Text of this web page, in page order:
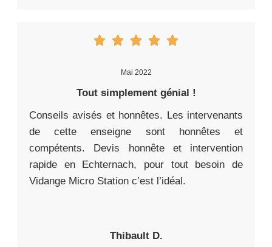
Mai 2022
Tout simplement génial !
Conseils avisés et honnêtes. Les intervenants
de cette enseigne sont honnêtes et
compétents. Devis honnête et intervention
rapide en Echternach, pour tout besoin de
Vidange Micro Station c’est l’idéal.
Thibault D.